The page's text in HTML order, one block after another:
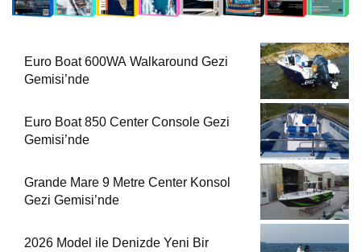
Euro Boat 600WA Walkaround Gezi
Gemisi’nde
Euro Boat 850 Center Console Gezi
Gemisi’nde
Grande Mare 9 Metre Center Konsol
Gezi Gemisi’nde
2026 Model ile Denizde Yeni Bir